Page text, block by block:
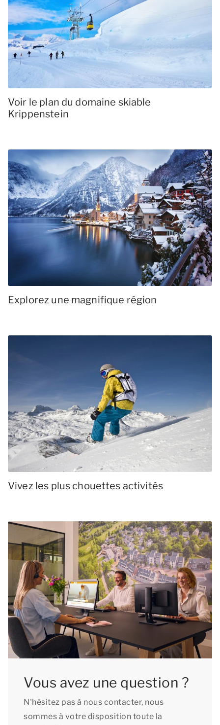
Voir le plan du domaine skiable
Krippenstein
Explorez une magnifique région
Vivez les plus chouettes activités
Vous avez une question ?
N'hésitez pas à nous contacter, nous
sommes à votre disposition toute la